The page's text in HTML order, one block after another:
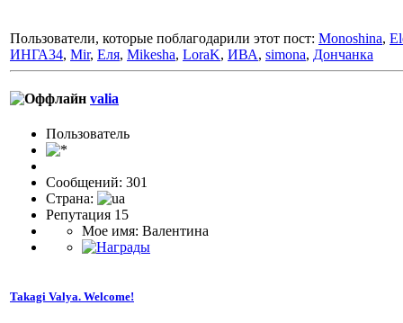
Пользователи, которые поблагодарили этот пост: Monoshina,
ИНГА34, Mir, Еля, Mikesha, LoraK, ИВА, simona, Дончанка
valia
Пользовaтeль
Сообщений: 301
Страна:
Репутация 15
Мое имя: Валентина
Takagi Valya. Welcome!